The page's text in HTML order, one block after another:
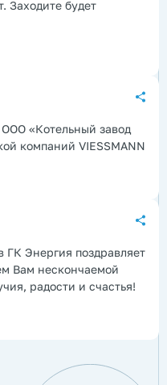
Заходите будет
«Котельный завод
компаний VIESSMANN
ГК Энергия поздравляет
Вам нескончаемой
радости и счастья!